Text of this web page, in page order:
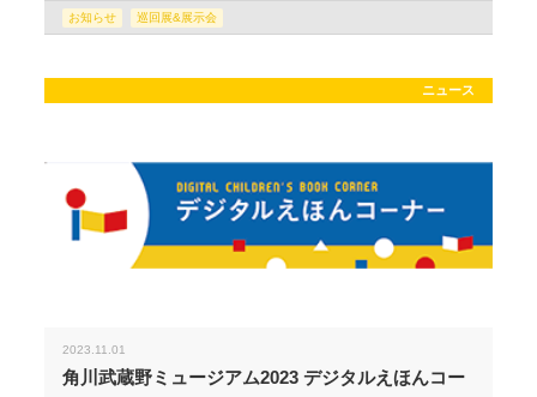
お知らせ 巡回展&展示会
ニュース
2023.11.01
角川武蔵野ミュージアム2023 デジタルえほんコー